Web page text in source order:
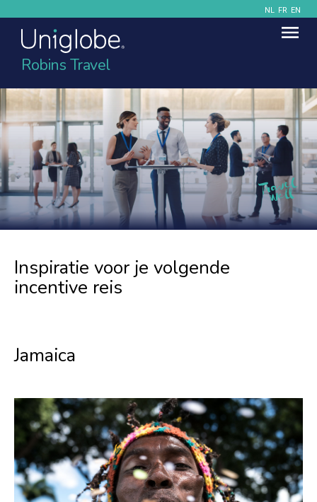
NL FR EN
Robins Travel
Inspiratie voor je volgende
incentive reis
Jamaica